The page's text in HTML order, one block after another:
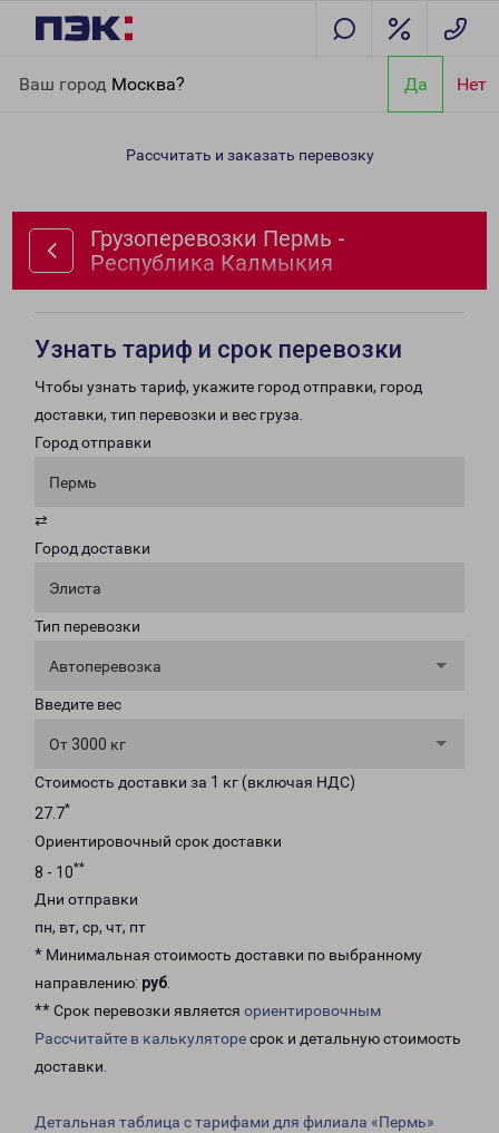
Ваш город Москва? Да Нет
Калмыкия
Рассчитать и заказать перевозку
Грузоперевозки Пермь -
Республика Калмыкия
Узнать тариф и срок перевозки
Чтобы узнать тариф, укажите город отправки, город
доставки, тип перевозки и вес груза.
Город отправки
Пермь
⇄
Город доставки
Элиста
Тип перевозки
Автоперевозка
Введите вес
От 3000 кг
Стоимость доставки за 1 кг (включая НДС)
27.7*
Ориентировочный срок доставки
8 - 10**
Дни отправки
пн, вт, ср, чт, пт
* Минимальная стоимость доставки по выбранному
направлению: руб.
** Срок перевозки является ориентировочным
Рассчитайте в калькуляторесрок и детальную стоимость
доставки.
Детальная таблица с тарифами для филиала «Пермь»